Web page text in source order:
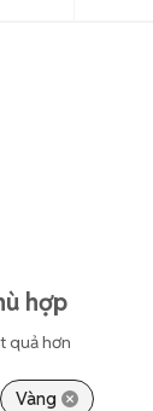
hợp
quả hơn
Vàng